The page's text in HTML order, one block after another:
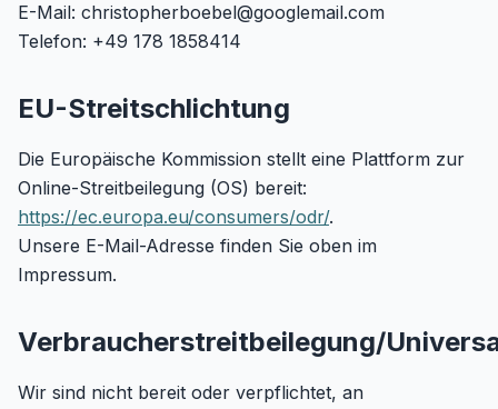
E-Mail: christopherboebel@googlemail.com
Telefon: +49 178 1858414
EU-Streitschlichtung
Die Europäische Kommission stellt eine Plattform zur
Online-Streitbeilegung (OS) bereit:
https://ec.europa.eu/consumers/odr/.
Unsere E-Mail-Adresse finden Sie oben im
Impressum.
Verbraucherstreitbeilegung/
Wir sind nicht bereit oder verpflichtet, an